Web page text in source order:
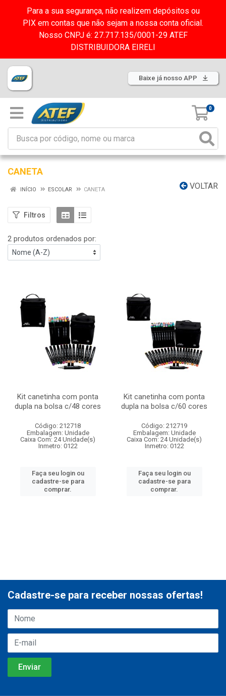
Para a sua segurança, não realizem depósitos ou
PIX em contas que não sejam a nossa conta oficial.
Nosso CNPJ é: 27.717.135/0001-29 ATEF
DISTRIBUIDORA EIRELI
Baixe já nosso APP
0
CANETA
VOLTAR
INÍCIO ESCOLAR CANETA
Filtros
2 produtos ordenados por:
Kit canetinha com ponta
dupla na bolsa c/48 cores
Código: 212718
Embalagem: Unidade
Caixa Com: 24 Unidade(s)
Inmetro: 0122
Faça seu login ou
cadastre-se para
comprar.
Kit canetinha com ponta
dupla na bolsa c/60 cores
Código: 212719
Embalagem: Unidade
Caixa Com: 24 Unidade(s)
Inmetro: 0122
Faça seu login ou
cadastre-se para
comprar.
Cadastre-se para receber nossas ofertas!